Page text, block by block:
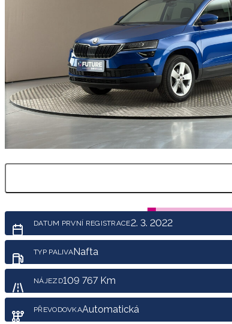
DATUM PRVNÍ REGISTRACE2. 3. 2022
TYP PALIVA Nafta
NÁJEZD109 767 Km
PŘEVODOVKAAutomatická